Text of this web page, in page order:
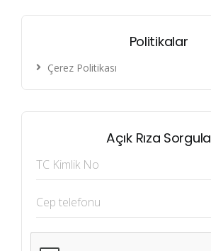
Politikalar
Çerez Politikası
Açık Rıza Sorgula